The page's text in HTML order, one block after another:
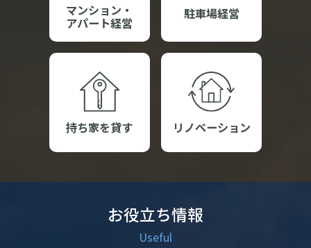
マンション・
アパート経営
駐車場経営
持ち家を貸す リノベーション
お役立ち情報
Useful